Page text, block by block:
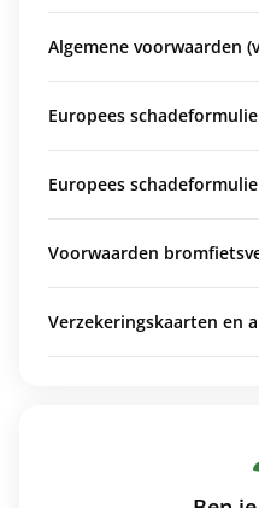
Algemene voorwaarden
Europees
Europees
Voorwaarden
Verzekeringskaarten en